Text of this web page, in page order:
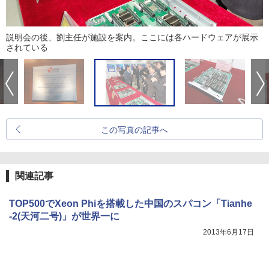
説明会の後、劉主任が施設を案内。ここには各ハードウェアが展示
されている
この写真の記事へ
関連記事
TOP500でXeon Phiを搭載した中国のスパコン「Tianhe
-2(天河二号)」が世界一に
2013年6月17日